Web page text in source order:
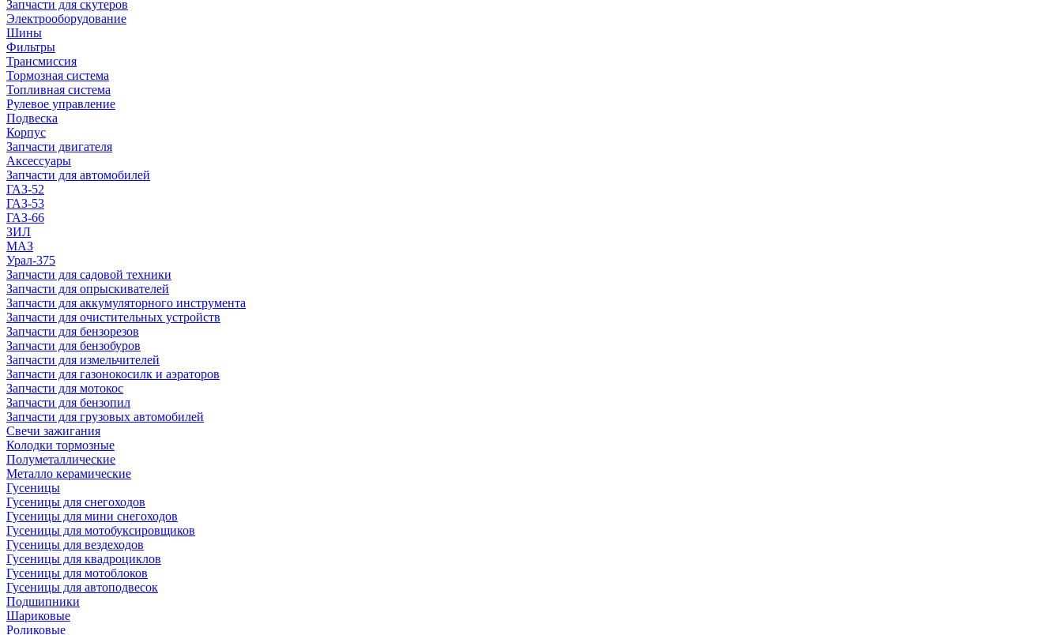
Запчасти для скутеров
Электрооборудование
Шины
Фильтры
Трансмиссия
Тормозная система
Топливная система
Рулевое управление
Подвеска
Корпус
Запчасти двигателя
Аксессуары
Запчасти для автомобилей
ГАЗ-52
ГАЗ-53
ГАЗ-66
ЗИЛ
МАЗ
Урал-375
Запчасти для садовой техники
Запчасти для опрыскивателей
Запчасти для аккумуляторного инструмента
Запчасти для очистительных устройств
Запчасти для бензорезов
Запчасти для бензобуров
Запчасти для измельчителей
Запчасти для газонокосилк и аэраторов
Запчасти для мотокос
Запчасти для бензопил
Запчасти для грузовых автомобилей
Свечи зажигания
Колодки тормозные
Полуметаллические
Металло керамические
Гусеницы
Гусеницы для снегоходов
Гусеницы для мини снегоходов
Гусеницы для мотобуксировщиков
Гусеницы для вездеходов
Гусеницы для квадроциклов
Гусеницы для мотоблоков
Гусеницы для автоподвесок
Подшипники
Шариковые
Роликовые